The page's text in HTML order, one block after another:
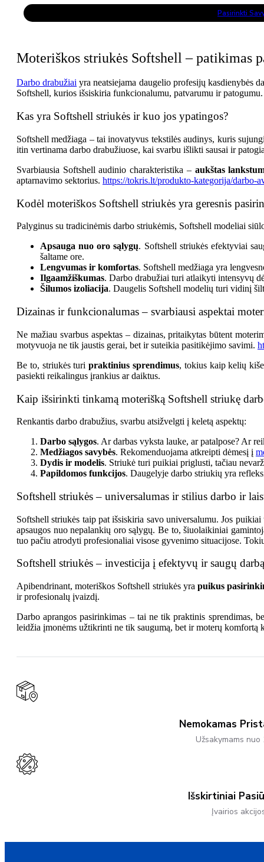
through
Pasirinkti
This
Product
Has
The
Options
Be
Chosen
On
Product
Page
Moteriškos striukės Softshell – patikimas
Darbo drabužiai yra neatsiejama daugelio profesijų kasdienybės
Softshell, kurios išsiskiria funkcionalumu, patvarumu ir
Kas yra Softshell striukės ir kuo jos ypatingos?
Softshell medžiaga – tai inovatyvus tekstilės audinys, kuris
itin vertinama darbo drabužiuose, kai svarbu išlikti sausai ir
Svarbiausia Softshell audinio charakteristika – aukštas
aptarnavimo sektorius. https://tokris.lt/produkto-kategorija/darbo-
Kodėl moteriškos Softshell striukės yra geresnis
Palyginus su tradicinėmis darbo striukėmis, Softshell modeliai
Apsauga nuo oro sąlygų. Softshell striukės efektyviai
šaltame ore.
Lengvumas ir komfortas. Softshell medžiaga yra
Ilgaamžiškumas. Darbo drabužiai turi atlaikyti intensyvų
Šilumos izoliacija. Daugelis Softshell modelių turi vidinį
Dizainas ir funkcionalumas – svarbiausi aspektai
Ne mažiau svarbus aspektas – dizainas, pritaikytas būtent
motyvuoja ne tik jaustis gerai, bet ir suteikia pasitikėjimo savimi.
Be to, striukės turipraktinius sprendimus, tokius kaip kelių
pasiekti reikalingus įrankius ar daiktus.
Kaip išsirinkti tinkamą moterišką Softshell striukę
Renkantis darbo drabužius, svarbu atsižvelgti į keletą aspektų:
Darbo sąlygos. Ar darbas vyksta lauke, ar patalpose? Ar
Medžiagos savybės. Rekomenduojama atkreipti dėmesį į
Dydis ir modelis. Striukė turi puikiai priglusti, tačiau
Papildomos funkcijos. Daugelyje darbo striukių yra
Softshell striukės – universalumas ir stilius darbo ir
Softshell striukės taip pat išsiskiria savo universalumu. Jos
apsaugos nuo nepalankių oro sąlygų. Be to, šiuolaikiniai
tuo pačiu atrodyti profesionaliai visose gyvenimo situacijose.
Softshell striukės – investicija į efektyvų ir saugų darbą
Apibendrinant, moteriškos Softshell striukės yrapuikus
ir profesionalų įvaizdį.
Darbo aprangos pasirinkimas – tai ne tik praktinis sprendimas,
leidžia įmonėms užtikrinti ne tik saugumą, bet ir moterų komfortą
Nemokamas
Užsakymams nuo
Išskirtiniai
Įvairios